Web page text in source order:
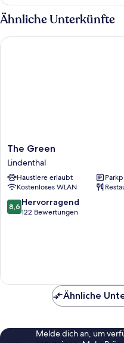
Ähnliche Unterkünfte
The
Green
Lindenthal
The Green
Lindenthal
Haustiere erlaubt
Kostenloses WLAN
8.6
von
8,6 Hervorragend
122 Bewertungen
The Green
Ähnliche
Melde dich an, um